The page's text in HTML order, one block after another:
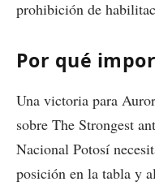
prohibición de
Por qué
Una victoria para
sobre The Strongest
Nacional Potosí
posición en la tabla y